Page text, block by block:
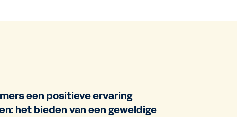
een positieve ervaring
het bieden van een geweldige